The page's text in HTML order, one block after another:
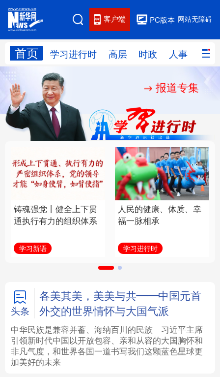
网站无障碍
PC版本
客户端
首页 学习进行时 高层 时政 人事 国际
网站地图
学习进行时 人事
国际 财经 网评
思客智库 全球连线 教育
科技 科创 量子 体育
文化 书画 健康 军事
访谈 视频 图片 政务
学术中国 乡村振兴 银龄 溯源中国
城市 旅游 能源
彩票 娱乐 时尚 悦读
公益
报道专集
铸魂强党丨健全上下贯
通执行有力的组织体系
学习新语
人民的健康、体质、幸
福一脉相承
学习进行时
头条
各美其美，美美与共——中国元首
外交的世界情怀与大国气派
中华民族是兼容并蓄、海纳百川的民族
习近平主席
引领新时代中国以开放包容、亲和从容的大国胸怀和
非凡气度，和世界各国一道书写我们这颗蓝色星球更
加美好的未来